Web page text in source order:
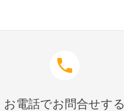
phone
お電話でお問合せする